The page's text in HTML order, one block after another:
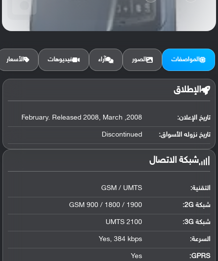
المواصفات الصور آراء فيديوهات الأسعار
الإطلاق
تاريخ الإعلان: 2008, February. Released 2008, March
تاريخ نزوله الأسواق: Discontinued
شبكة الاتصال
التقنية: GSM / UMTS
شبكة 2G: GSM 900 / 1800 / 1900
شبكة 3G :
UMTS 2100
السرعة: Yes, 384 kbps
GPRS:
Yes